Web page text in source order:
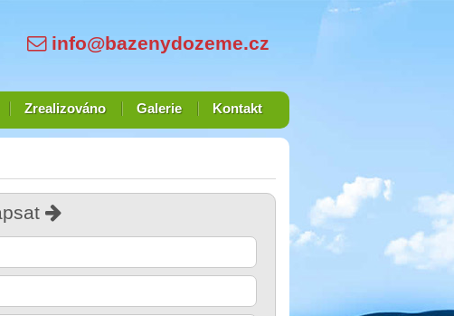
info@bazenydozeme.cz
Zrealizováno Galerie Kontakt